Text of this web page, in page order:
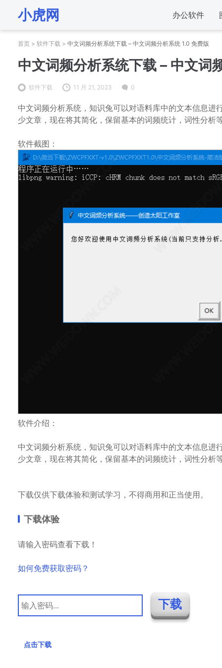
小虎网 办公软件
首页 > 软件下载 > 中文词频分析系统下载 – 中文词频分析系统 1.0 免费版
中文词频分析系统下载 – 中文词
软件下载 11 月 21, 2023 0
中文词频分析系统，知识兔可以对语料库中的文本信息
少文章，现在将其简化，保留基本的词频统计，词性分析
软件截图：
软件介绍：
中文词频分析系统，知识兔可以对语料库中的文本信息
少文章，现在将其简化，保留基本的词频统计，词性分析
下载仅供下载体验和测试学习，不得商用和正当使用。
下载体验
请输入密码查看下载！
如何免费获取密码？
点击下载